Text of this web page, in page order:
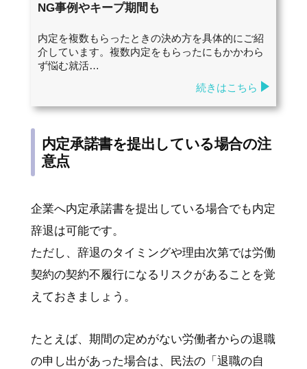
NG事例やキープ期間も
内定を複数もらったときの決め方を具体的にご紹
介しています。複数内定をもらったにもかかわら
ず悩む就活…
続きはこちら
内定承諾書を提出している場合の注
意点
企業へ内定承諾書を提出している場合でも内定
辞退は可能です。
ただし、辞退のタイミングや理由次第では労働
契約の契約不履行になるリスクがあることを覚
えておきましょう。
たとえば、期間の定めがない労働者からの退職
の申し出があった場合は、民法の「退職の自